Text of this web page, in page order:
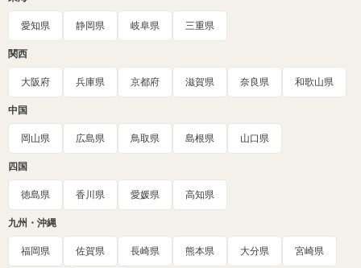
愛知県 静岡県 岐阜県 三重県
関西
大阪府 兵庫県 京都府 滋賀県 奈良県 和歌山県
中国
岡山県 広島県 鳥取県 島根県 山口県
四国
徳島県 香川県 愛媛県 高知県
九州・沖縄
福岡県 佐賀県 長崎県 熊本県 大分県 宮崎県